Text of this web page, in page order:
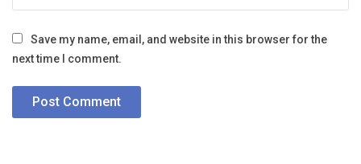
Save my name, email, and website in this browser for the
next time I comment.